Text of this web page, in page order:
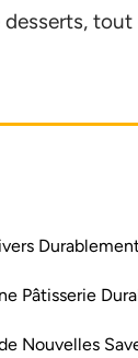
Pâtisserie
Nouvelles